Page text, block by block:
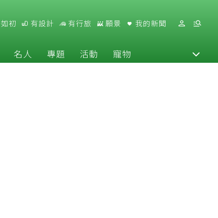
初 有設計 有行旅 願景 我的新聞
名人 專題 活動 寵物